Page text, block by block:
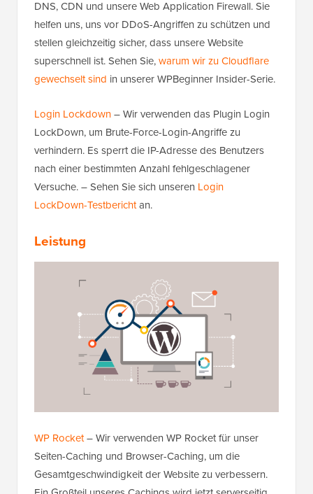
DNS, CDN und unsere Web Application Firewall. Sie
helfen uns, uns vor DDoS-Angriffen zu schützen und
stellen gleichzeitig sicher, dass unsere Website
superschnell ist. Sehen Sie,warum wir zu Cloudflare
gewechselt sind in unserer WPBeginner Insider-Serie.
Login Lockdown– Wir verwenden das Plugin Login
LockDown, um Brute-Force-Login-Angriffe zu
verhindern. Es sperrt die IP-Adresse des Benutzers
nach einer bestimmten Anzahl fehlgeschlagener
Versuche. – Sehen Sie sich unseren Login
LockDown-Testberichtan.
Leistung
WP Rocket– Wir verwenden WP Rocket für unser
Seiten-Caching und Browser-Caching, um die
Gesamtgeschwindigkeit der Website zu verbessern.